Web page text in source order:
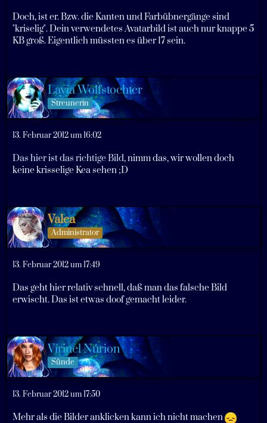
Doch, ist er. Bzw. die Kanten und Farbübnergänge sind
"kriselig". Dein verwendetes Avatarbild ist auch nur knappe 5
KB groß. Eigentlich müssten es über 17 sein.
Layia Wolfstochter
Streunerin
13. Februar 2012 um 16:02
Das hier ist das richtige Bild, nimm das, wir wollen doch
keine krisselige Kea sehen ;D
Valea
Administrator
13. Februar 2012 um 17:49
Das geht hier relativ schnell, daß man das falsche Bild
erwischt. Das ist etwas doof gemacht leider.
Vírinel Núrion
Sünde
13. Februar 2012 um 17:50
Mehr als die Bilder anklicken kann ich nicht machen